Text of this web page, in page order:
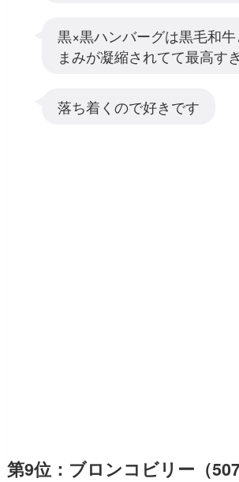
黒×黒ハンバーグは黒毛和牛
まみが凝縮されてて最高す
落ち着くので好きです
第9位：ブロンコビリー（507